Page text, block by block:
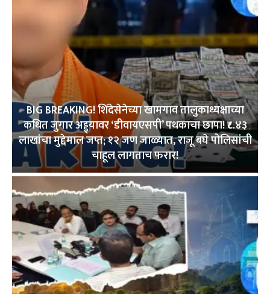
BIG BREAKING! शिंदेसेनेच्या खामगाव तालुकाध्यक्षाच्या
कथित जुगार अड्ड्यावर ‘डीवायएसपी’ पथकाचा छापा! ₹८.४३
लाखांचा मुद्देमाल जप्त; १२ जण जाळ्यात, राजू बघे पोलिसांची
चाहूल लागताच फरार!